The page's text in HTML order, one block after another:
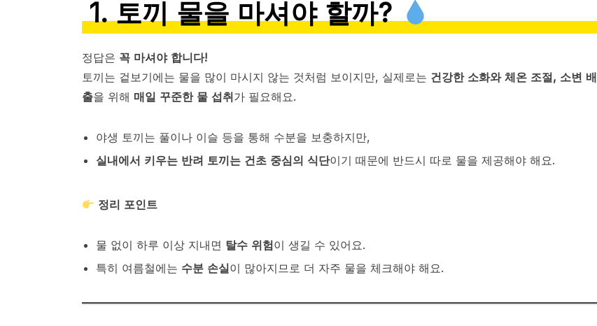
1. 토끼 물을 마셔야 할까?
정답은 꼭 마셔야 합니다!
토끼는 겉보기에는 물을 많이 마시지 않는 것처럼 보이지만, 실제로는 건강한 소화와 체온 조절, 소변 배
출을 위해 매일 꾸준한 물 섭취가 필요해요.
야생 토끼는 풀이나 이슬 등을 통해 수분을 보충하지만,
실내에서 키우는 반려 토끼는 건초 중심의 식단이기 때문에 반드시 따로 물을 제공해야 해요.
정리 포인트
물 없이 하루 이상 지내면 탈수 위험이 생길 수 있어요.
특히 여름철에는 수분 손실이 많아지므로 더 자주 물을 체크해야 해요.